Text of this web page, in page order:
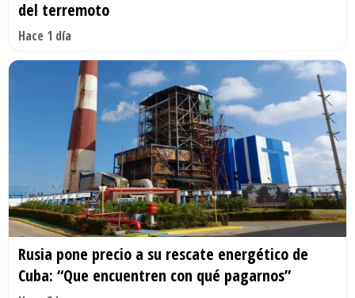
del terremoto
Hace 1 día
Rusia pone precio a su rescate energético de
Cuba: “Que encuentren con qué pagarnos”